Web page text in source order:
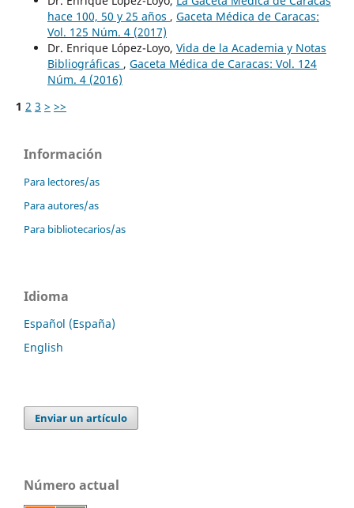
hace 100, 50 y 25 años , Gaceta Médica de Caracas:
Vol. 125 Núm. 4 (2017)
Dr. Enrique López-Loyo, Vida de la Academia y Notas
Bibliográficas , Gaceta Médica de Caracas: Vol. 124
Núm. 4 (2016)
1 2 3 > >>
Información
Para lectores/as
Para autores/as
Para bibliotecarios/as
Idioma
Español (España)
English
Enviar un artículo
Número actual